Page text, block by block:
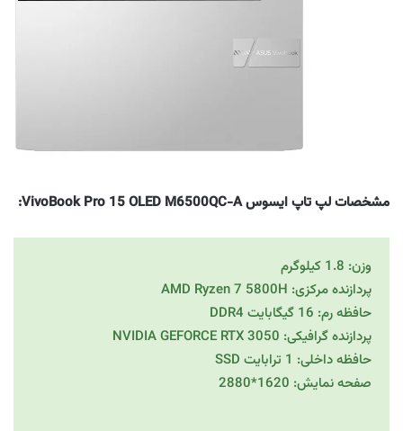
مشخصات لپ تاپ ایسوس VivoBook Pro 15 OLED M6500QC-A:
وزن: 1.8 کیلوگرم
پردازنده مرکزی: AMD Ryzen 7 5800H
حافظه رم: 16 گیگابایت DDR4
پردازنده گرافیکی: NVIDIA GEFORCE RTX 3050
حافظه داخلی: 1 ترابایت SSD
صفحه نمایش: 1620*2880